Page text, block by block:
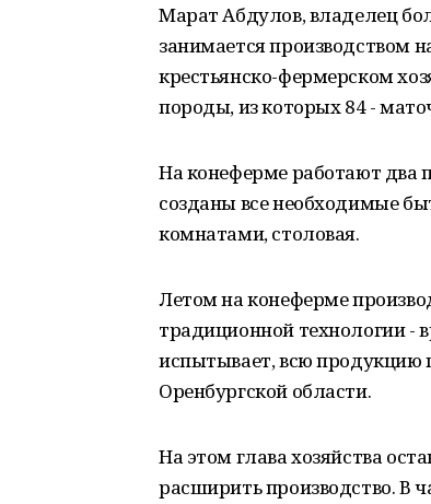
Марат Абдулов, владелец
занимается производством
крестьянско-фермерском
породы, из которых 84 -
На конеферме работают два
созданы все необходимые
комнатами, столовая.
Летом на конеферме
традиционной технологии -
испытывает, всю продукцию
Оренбургской области.
На этом глава хозяйства
расширить производство. В